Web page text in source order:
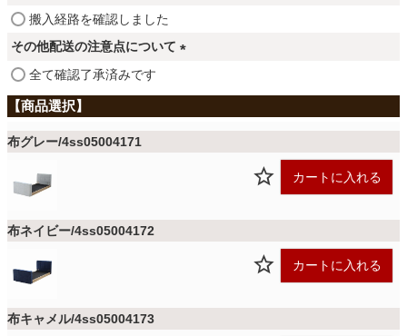
収納用品
生活用品
家電・照明器具
搬入経路を確認しました
その他配送の注意点について
必
須
)
全て確認了承済みです
布グレー/4ss05004171
カートに入れる
布ネイビー/4ss05004172
カートに入れる
布キャメル/4ss05004173